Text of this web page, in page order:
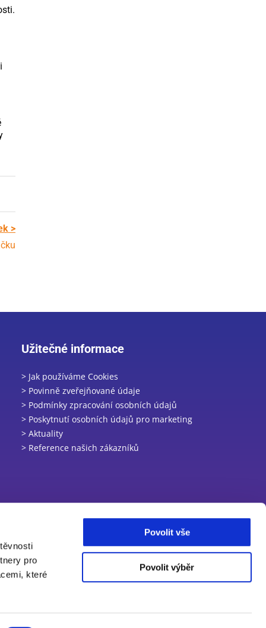
pro
které
Povolit vše
Povolit výběr
>
Užitečné informace
> Jak používáme Cookies
> Povinně zveřejňované údaje
> Podmínky zpracování osobních údajů
> Poskytnutí osobních údajů pro marketing
> Aktuality
> Reference našich zákazníků